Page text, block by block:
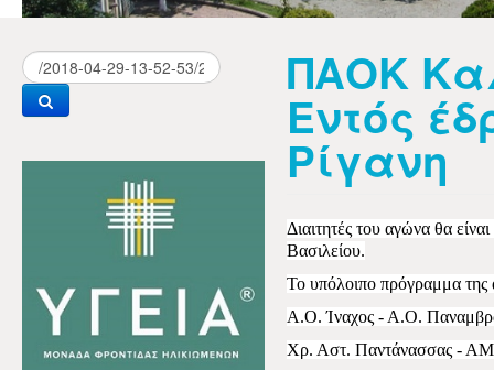
ΠΑΟΚ
Εντός
Ρίγανη
Διαιτητές του αγώνα θα
Βασιλείου.
Το υπόλοιπο πρόγραμμα της
Α.Ο. Ίναχος - Α.Ο.
Χρ. Αστ. Παντάνασσας -